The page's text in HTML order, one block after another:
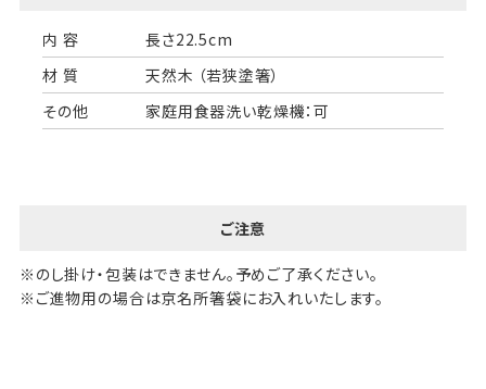
内 容
長さ22.5cm
材 質
天然木 （若狭塗箸）
その他
家庭用食器洗い乾燥機：可
ご注意
※のし掛け・包装はできません。予めご了承ください。
※ご進物用の場合は京名所箸袋にお入れいたします。